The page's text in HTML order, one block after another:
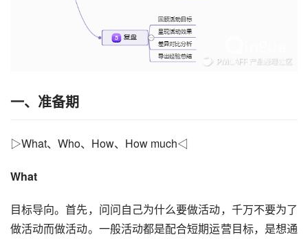
一、准备期
▷What、Who、How、How much◁
What
目标导向。首先，问问自己为什么要做活动，千万不要为了
做活动而做活动。一般活动都是配合短期运营目标，是想通